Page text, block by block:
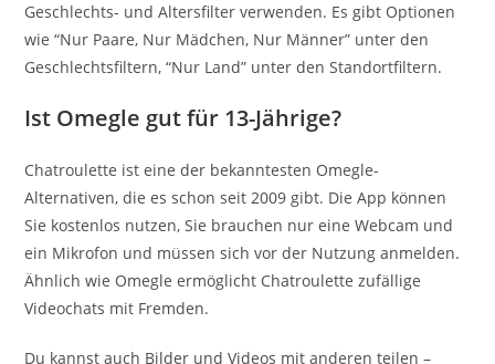
Geschlechts- und Altersfilter verwenden. Es gibt Optionen
wie “Nur Paare, Nur Mädchen, Nur Männer” unter den
Geschlechtsfiltern, “Nur Land” unter den Standortfiltern.
Ist Omegle gut für 13-Jährige?
Chatroulette ist eine der bekanntesten Omegle-
Alternativen, die es schon seit 2009 gibt. Die App können
Sie kostenlos nutzen, Sie brauchen nur eine Webcam und
ein Mikrofon und müssen sich vor der Nutzung anmelden.
Ähnlich wie Omegle ermöglicht Chatroulette zufällige
Videochats mit Fremden.
Du kannst auch Bilder und Videos mit anderen teilen –